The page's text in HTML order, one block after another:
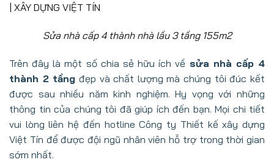
Sửa nhà cấp 4 thành nhà lầu 3 tầng 155m2
Trên đây là một số chia sẻ hữu ích về sửa nhà cấp 4
thành 2 tầng đẹp và chất lượng mà chúng tôi đúc kết
được sau nhiều năm kinh nghiệm. Hy vọng với những
thông tin của chúng tôi đã giúp ích đến bạn. Mọi chi tiết
vui lòng liên hệ đến hotline Công ty Thiết kế xây dựng
Việt Tín để được đội ngũ nhân viên hỗ trợ trong thời gian
sớm nhất.